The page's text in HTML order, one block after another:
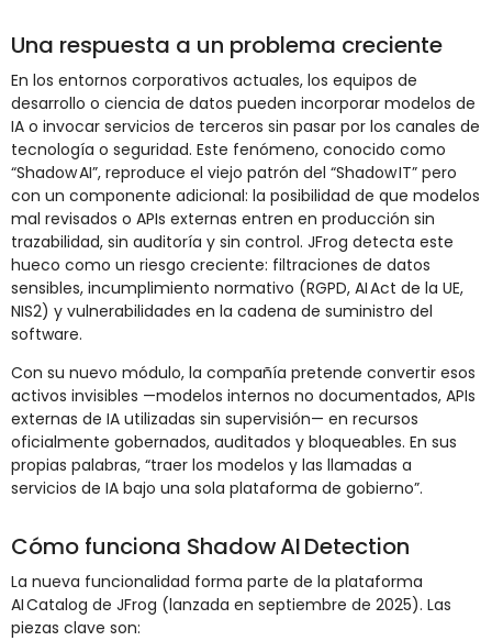
Una respuesta a un problema creciente
En los entornos corporativos actuales, los equipos de
desarrollo o ciencia de datos pueden incorporar modelos de
IA o invocar servicios de terceros sin pasar por los canales de
tecnología o seguridad. Este fenómeno, conocido como
“Shadow AI”, reproduce el viejo patrón del “Shadow IT” pero
con un componente adicional: la posibilidad de que modelos
mal revisados o APIs externas entren en producción sin
trazabilidad, sin auditoría y sin control. JFrog detecta este
hueco como un riesgo creciente: filtraciones de datos
sensibles, incumplimiento normativo (RGPD, AI Act de la UE,
NIS2) y vulnerabilidades en la cadena de suministro del
software.
Con su nuevo módulo, la compañía pretende convertir esos
activos invisibles —modelos internos no documentados, APIs
externas de IA utilizadas sin supervisión— en recursos
oficialmente gobernados, auditados y bloqueables. En sus
propias palabras, “traer los modelos y las llamadas a
servicios de IA bajo una sola plataforma de gobierno”.
Cómo funciona Shadow AI Detection
La nueva funcionalidad forma parte de la plataforma
AI Catalog de JFrog (lanzada en septiembre de 2025). Las
piezas clave son: